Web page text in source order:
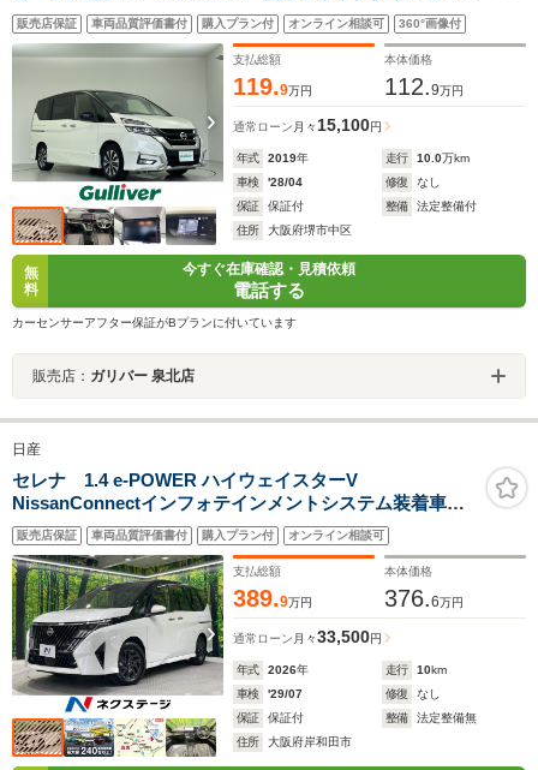
ー アラウンドビューモニター ETC 電動パーキン
グ オートホールドブレーキ 両側電動スライドドア
プロパイロット スマートキー
販売店保証 車両品質評価書付 購入プラン付 オンライン相談可 360°画像付
支払総額
119.9万円
本体価格
112.9万円
通常ローン 月々15,100円
年式 2019年 走行 10.0万km
車検
'28/04 修復
なし
保証
保証付 整備
法定整備付
住所
大阪府堺市中区
無
料
今すぐ在庫確認・見積依頼
電話する
カーセンサーアフター保証がBプランに付いています
販売店： ガリバー 泉北店
日産
セレナ 1.4 e-POWER ハイウェイスターV
NissanConnectインフォテインメントシステム装着車
登録済未使用車 純正12.3型ディスプレイ アラウンドビ
ューモニター 360℃セーフティアシスト ETC2.0 イン
テリジェントルームミラー プロパイロット 両側パワ
ースライドドア フルセグTV再生
販売店保証 車両品質評価書付 購入プラン付 オンライン相談可
支払総額
389.9万円
本体価格
376.6万円
通常ローン 月々33,500円
年式 2026年 走行 10km
車検
'29/07 修復
なし
保証
保証付 整備
法定整備無
住所
大阪府岸和田市